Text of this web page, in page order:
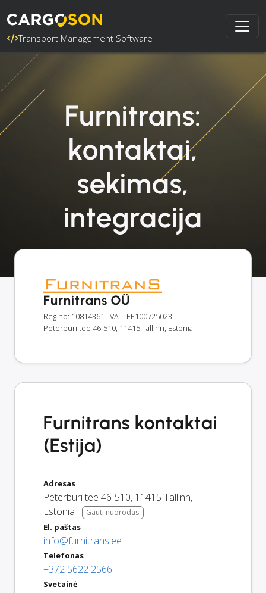
Transport Management Software
Furnitrans:
kontaktai,
sekimas,
integracija
Furnitrans OÜ
Reg no: 10814361 · VAT: EE100725023
Peterburi tee 46-510, 11415 Tallinn, Estonia
Furnitrans kontaktai
(Estija)
Adresas
Peterburi tee 46-510, 11415 Tallinn,
Estonia
Gauti nuorodas
El. paštas
info@furnitrans.ee
Telefonas
+372 5622 2566
Svetainė